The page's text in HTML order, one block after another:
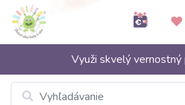
Využi skvelý vernostný